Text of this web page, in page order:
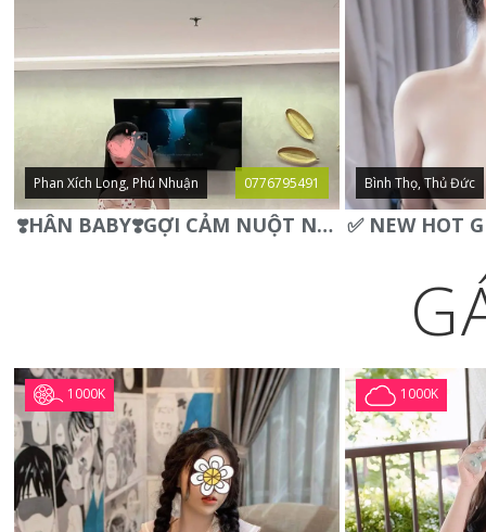
Phan Xích Long, Phú Nhuận 0776795491
❣️HÂN BABY❣️GỢI CẢM NUỘT NÀ DÁNG SON XINH XINH QUYẾN RŨ
Bình Thọ, Thủ Đức
1000K 1000K